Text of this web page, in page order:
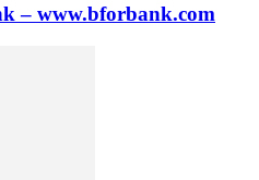
– www.bforbank.com